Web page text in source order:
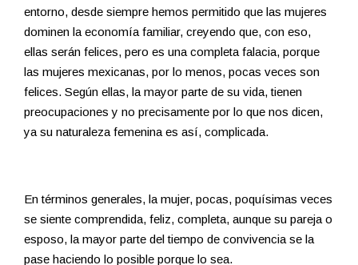
entorno, desde siempre hemos permitido que las mujeres
dominen la economía familiar, creyendo que, con eso,
ellas serán felices, pero es una completa falacia, porque
las mujeres mexicanas, por lo menos, pocas veces son
felices. Según ellas, la mayor parte de su vida, tienen
preocupaciones y no precisamente por lo que nos dicen,
ya su naturaleza femenina es así, complicada.
En términos generales, la mujer, pocas, poquísimas veces
se siente comprendida, feliz, completa, aunque su pareja o
esposo, la mayor parte del tiempo de convivencia se la
pase haciendo lo posible porque lo sea.